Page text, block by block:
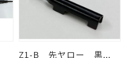
Z1-B 先ヤロー 黒...